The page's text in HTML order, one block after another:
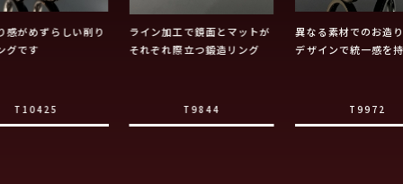
感がめずらしい削り
グです
T10425
ライン加工で鏡面とマットが
それぞれ際立つ鍛造リング
T9844
異なる素材でのお造
デザインで統一感を
T9972